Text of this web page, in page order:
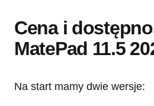
Cena i
MatePad 11.5
Na start mamy dwie wersje: